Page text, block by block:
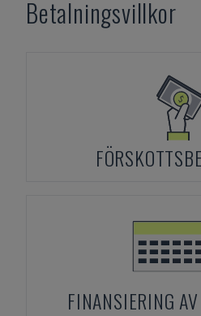
Betalningsvillkor
FINANSIERING